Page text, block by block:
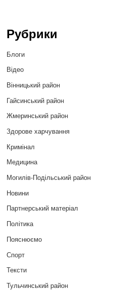
Рубрики
Блоги
Відео
Вінницький район
Гайсинський район
Жмеринський район
Здорове харчування
Кримінал
Медицина
Могилів-Подільський район
Новини
Партнерський матеріал
Політика
Пояснюємо
Спорт
Тексти
Тульчинський район